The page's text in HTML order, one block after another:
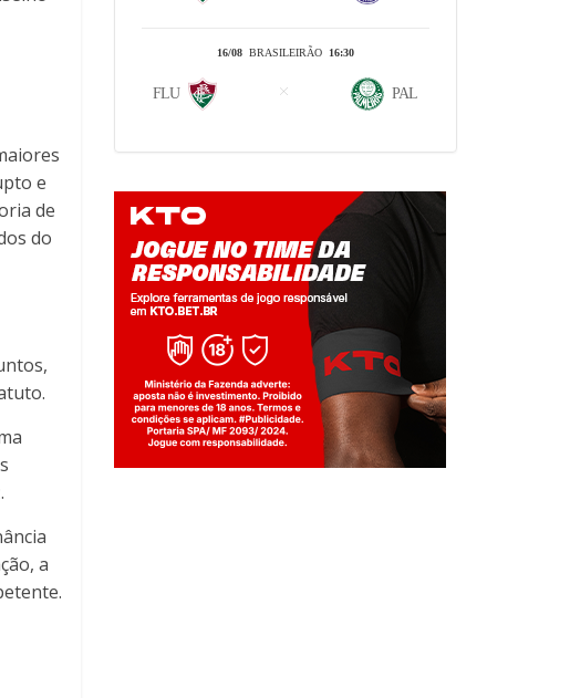
e
de
do
a
16/08 BRASILEIRÃO 16:30
FLU PAL
Jogue com responsabilidade. 18+